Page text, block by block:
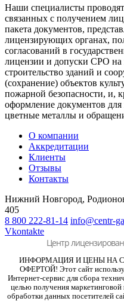
Наши специалисты
связанных с получением
пакета документов,
лицензирующих органах,
согласований в
лицензии и допуски СРО на
строительство зданий и
(сохранение) объектов
пожарной безопасности, и,
оформление документов
цветные металлы и
О компании
Аккредитации
Клиенты
Отзывы
Контакты
Нижний Новгород,
405
8 800 222-81-14 info@centr-
Vkontakte
Центр
ИНФОРМАЦИЯ И ЦЕНЫ НА
ОФЕРТОЙ! Этот сайт
Интернет-сервис для сбора
целью получения
обработки данных посетителей